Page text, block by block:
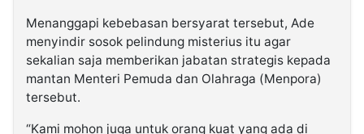
Menanggapi kebebasan bersyarat tersebut, Ade
menyindir sosok pelindung misterius itu agar
sekalian saja memberikan jabatan strategis kepada
mantan Menteri Pemuda dan Olahraga (Menpora)
tersebut.
“Kami mohon juga untuk orang kuat yang ada di